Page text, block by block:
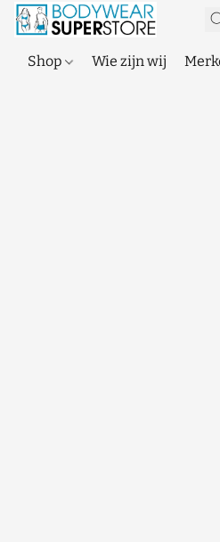
Shop Wie zijn wij